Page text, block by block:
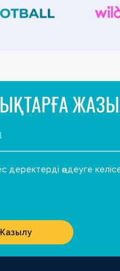
деректерді өңдеуге